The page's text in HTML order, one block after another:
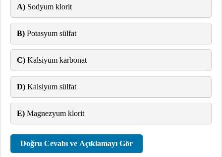
A) Sodyum klorit
B) Potasyum sülfat
C) Kalsiyum karbonat
D) Kalsiyum sülfat
E) Magnezyum klorit
Doğru Cevabı ve Açıklamayı Gör